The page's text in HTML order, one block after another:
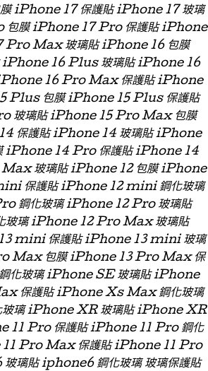
膜 iPhone 17 保護貼 iPhone 17 玻璃
膜 iPhone 17 Pro 保護貼 iPhone
Max 玻璃貼 iPhone 16 包膜
16 Plus 玻璃貼 iPhone 16
16 Pro Max 保護貼 iPhone
Plus 包膜 iPhone 15 Plus 保護貼
玻璃貼 iPhone 15 Pro Max 包膜
保護貼 iPhone 14 玻璃貼 iPhone
iPhone 14 Pro 保護貼 iPhone 14
玻璃貼 iPhone 12 包膜 iPhone
保護貼 iPhone 12 mini 鋼化玻璃
鋼化玻璃 iPhone 12 Pro 玻璃貼
璃 iPhone 12 Pro Max 玻璃貼
mini 保護貼 iPhone 13 mini 玻璃
Max 包膜 iPhone 13 Pro Max 保
化玻璃 iPhone SE 玻璃貼 iPhone
保護貼 iPhone Xs Max 鋼化玻璃
璃 iPhone XR 玻璃貼 iPhone XR
11 Pro 保護貼 iPhone 11 Pro 鋼化
Pro Max 保護貼 iPhone 11 Pro
貼 iphone6 鋼化玻璃 玻璃保護貼